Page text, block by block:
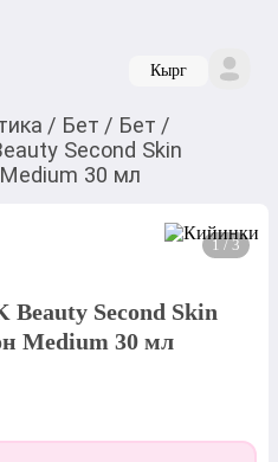
Кырг
/ Бет / Бет /
Second Skin
30 мл
1 / 3
Second Skin
Medium 30 мл